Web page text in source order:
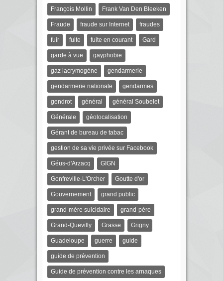
François Mollin Frank Van Den Bleeken
Fraude fraude sur Internet fraudes
fuir fuite fuite en courant Gard
garde à vue gayphobie
gaz lacrymogène gendarmerie
gendarmerie nationale gendarmes
gendrot général général Soubelet
Générale géolocalisation
Gérant de bureau de tabac
gestion de sa vie privée sur Facebook
Géus-d'Arzacq GIGN
Gonfreville-L'Orcher Goutte d'or
Gouvernement grand public
grand-mère suicidaire grand-père
Grand-Quevilly Grasse Grigny
Guadeloupe guerre guide
guide de prévention
Guide de prévention contre les arnaques